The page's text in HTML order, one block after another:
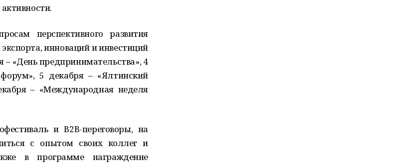
перспективного развития
инноваций и инвестиций
– «День предпринимательства», 4
5 декабря – «Ялтинский
– «Международная неделя
и В2В-переговоры, на
с опытом своих коллег и
в программе награждение